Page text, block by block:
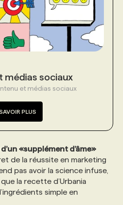
médias sociaux
et médias sociaux
PLUS
«supplément d’âme»
de la réussite en marketing
pas avoir la science infuse,
la recette d’Urbania
simple en